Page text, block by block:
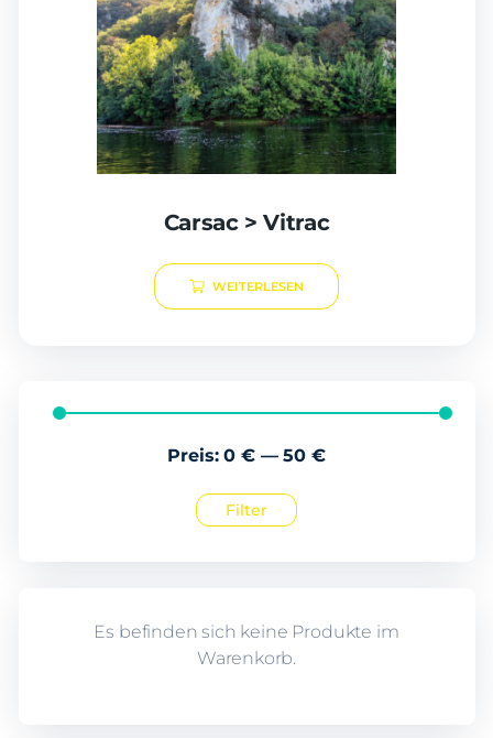
Carsac > Vitrac
WEITERLESEN
Filter
Preis:0 €—50 €
Es befinden sich keine Produkte im
Warenkorb.